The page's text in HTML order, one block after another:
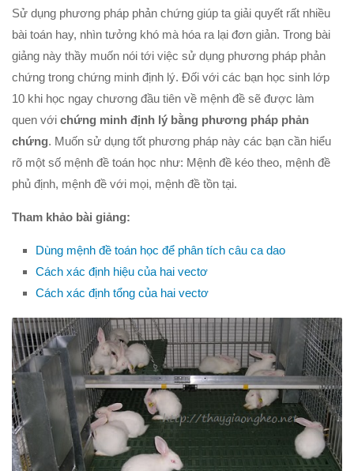
Hình học 10
Tích vô hướng của hai véctơ và ứng dụng
PT đường thẳng trong mặt phẳng
Phương pháp tọa độ trong mặt phẳng
PT đường tròn
PT đường elip
Tổ hợp – Xac suất
Đạo hàm
Hình học 11
Phép biến hình
Quan hệ song song trong không gian
Quan hệ vuông góc trong không gian
Sử dụng phương pháp phản chứng giúp ta giải quyết rất nhiều
bài toán hay, nhìn tưởng khó mà hóa ra lại đơn giản. Trong bài
giảng này thầy muốn nói tới việc sử dụng phương pháp phản
chứng trong chứng minh định lý. Đối với các bạn học sinh lớp
10 khi học ngay chương đầu tiên về mệnh đề sẽ được làm
quen với chứng minh định lý bằng phương pháp phản
chứng. Muốn sử dụng tốt phương pháp này các bạn cần hiểu
rõ một số mệnh đề toán học như: Mệnh đề kéo theo, mệnh đề
phủ định, mệnh đề với mọi, mệnh đề tồn tại.
Tham khảo bài giảng:
Dùng mệnh đề toán học để phân tích câu ca dao
Cách xác định hiệu của hai vectơ
Cách xác định tổng của hai vectơ